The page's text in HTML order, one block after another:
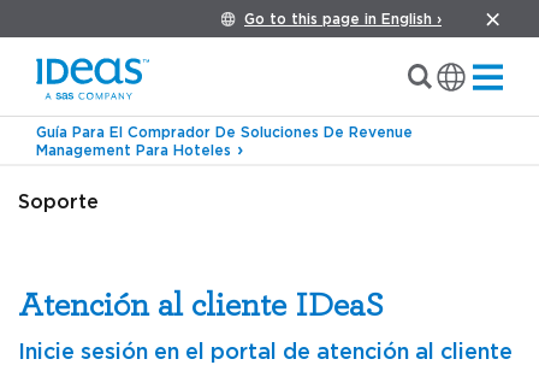
Go to this page in English ›
Guía Para El Comprador De Soluciones De Revenue
Management Para Hoteles
Soporte
Atención al cliente IDeaS
Inicie sesión en el portal de atención al cliente